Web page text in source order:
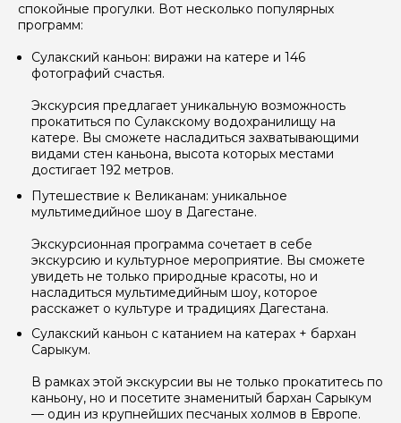
спокойные прогулки. Вот несколько популярных
программ:
Сулакский каньон: виражи на катере и 146
фотографий счастья.
Экскурсия предлагает уникальную возможность
прокатиться по Сулакскому водохранилищу на
катере. Вы сможете насладиться захватывающими
видами стен каньона, высота которых местами
достигает 192 метров.
Путешествие к Великанам: уникальное
мультимедийное шоу в Дагестане.
Экскурсионная программа сочетает в себе
экскурсию и культурное мероприятие. Вы сможете
увидеть не только природные красоты, но и
насладиться мультимедийным шоу, которое
расскажет о культуре и традициях Дагестана.
Сулакский каньон с катанием на катерах + бархан
Сарыкум.
В рамках этой экскурсии вы не только прокатитесь по
каньону, но и посетите знаменитый бархан Сарыкум
— один из крупнейших песчаных холмов в Европе.
Отправить